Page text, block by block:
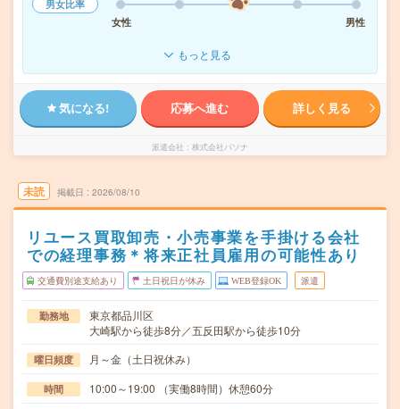
男女比率
女性
男性
もっと見る
気になる! 応募へ進む 詳しく見る
派遣会社 株式会社パソナ
未読 掲載日 2026/08/10
リユース買取卸売・小売事業を手掛ける会社
での経理事務＊将来正社員雇用の可能性あり
交通費別途支給あり 土日祝日が休み WEB登録OK 派遣
勤務地
東京都品川区
大崎駅から徒歩8分／五反田駅から徒歩10分
曜日頻度 月～金（土日祝休み）
時間 10:00～19:00 （実働8時間）休憩60分